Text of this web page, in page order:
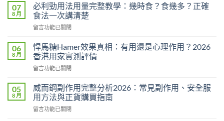
07
8 月
必利勁用法用量完整教學：幾時食？食幾多？正確
食法一次講清楚
在
利
勁
用
法
量
完
整
教
留言功能已關閉
06
8 月
悍馬糖Hamer效果真相：有用還是心理作用？2026
香港用家實測評價
在
馬
糖
Hamer
效
留言功能已關閉
05
8 月
威而鋼副作用完整分析2026：常見副作用、安全服
用方法與正貨購買指南
在
留言功能已關閉